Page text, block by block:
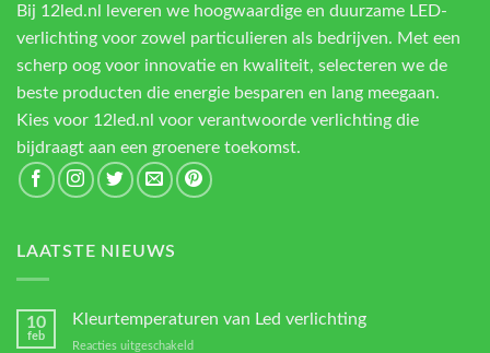
Bij 12led.nl leveren we hoogwaardige en duurzame LED-
verlichting voor zowel particulieren als bedrijven. Met een
scherp oog voor innovatie en kwaliteit, selecteren we de
beste producten die energie besparen en lang meegaan.
Kies voor 12led.nl voor verantwoorde verlichting die
bijdraagt aan een groenere toekomst.
LAATSTE NIEUWS
10
feb
Kleurtemperaturen van Led verlichting
Reacties uitgeschakeld